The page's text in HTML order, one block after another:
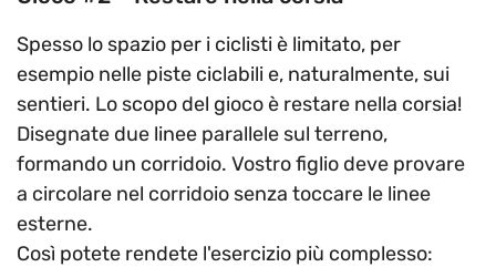
Spesso lo spazio per i ciclisti è limitato, per
esempio nelle piste ciclabili e, naturalmente, sui
sentieri. Lo scopo del gioco è restare nella corsia!
Disegnate due linee parallele sul terreno,
formando un corridoio. Vostro figlio deve provare
a circolare nel corridoio senza toccare le linee
esterne.
Così potete rendete l'esercizio più complesso: